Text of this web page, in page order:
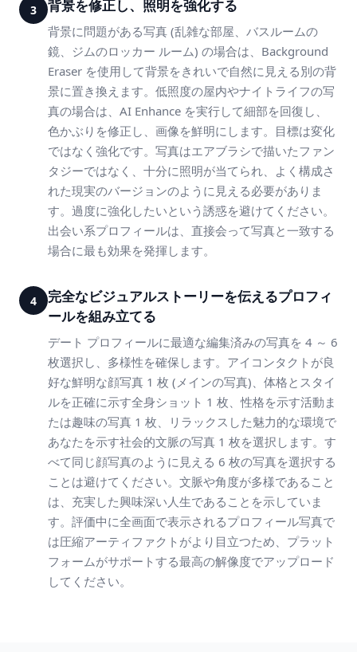
3 背景を修正し、照明を強化する
背景に問題がある写真 (乱雑な部屋、バスルームの
鏡、ジムのロッカー ルーム) の場合は、Background
Eraser を使用して背景をきれいで自然に見える別の背
景に置き換えます。低照度の屋内やナイトライフの写
真の場合は、AI Enhance を実行して細部を回復し、
色かぶりを修正し、画像を鮮明にします。目標は変化
ではなく強化です。写真はエアブラシで描いたファン
タジーではなく、十分に照明が当てられ、よく構成さ
れた現実のバージョンのように見える必要がありま
す。過度に強化したいという誘惑を避けてください。
出会い系プロフィールは、直接会って写真と一致する
場合に最も効果を発揮します。
4
完全なビジュアルストーリーを伝えるプロフィ
ールを組み立てる
デート プロフィールに最適な編集済みの写真を 4 ～ 6
枚選択し、多様性を確保します。アイコンタクトが良
好な鮮明な顔写真 1 枚 (メインの写真)、体格とスタイ
ルを正確に示す全身ショット 1 枚、性格を示す活動ま
たは趣味の写真 1 枚、リラックスした魅力的な環境で
あなたを示す社会的文脈の写真 1 枚を選択します。す
べて同じ顔写真のように見える 6 枚の写真を選択する
ことは避けてください。文脈や角度が多様であること
は、充実した興味深い人生であることを示していま
す。評価中に全画面で表示されるプロフィール写真で
は圧縮アーティファクトがより目立つため、プラット
フォームがサポートする最高の解像度でアップロード
してください。